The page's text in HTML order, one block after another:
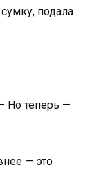
подала
Но теперь —
— это